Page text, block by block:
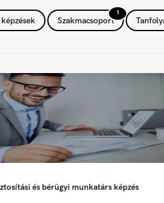
1
Szakmacsoport
és bérügyi munkatárs képzés